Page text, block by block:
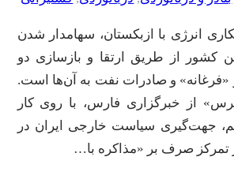
انرژی با ازبکستان، سهامدار شدن
کشور از طریق ارتقا و بازسازی دو
و «فرغانه» و صادرات نفت به آن‌ها است.
از خبرگزاری فارس، با روی کار
جهت‌گیری سیاست خارجی ایران در
تمرکز صرف بر «مذاکره با…